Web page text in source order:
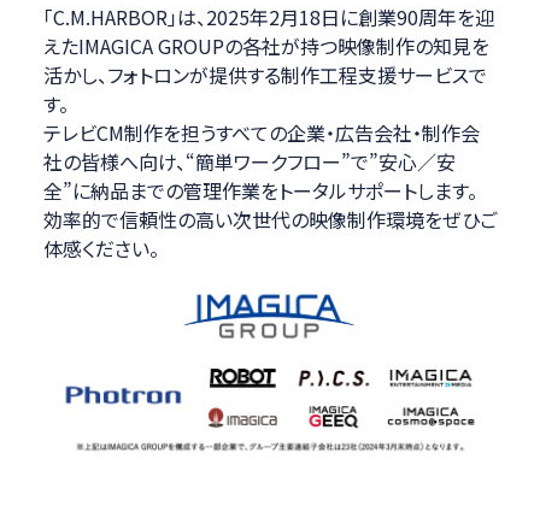
「C.M.HARBOR」は、2025年2月18日に創業90周年を迎
えたIMAGICA GROUPの各社が持つ映像制作の知見を
活かし、フォトロンが提供する制作工程支援サービスで
す。
テレビCM制作を担うすべての企業・広告会社・制作会
社の皆様へ向け、“簡単ワークフロー”で”安心／安
全”に納品までの管理作業をトータルサポートします。
効率的で信頼性の高い次世代の映像制作環境をぜひご
体感ください。